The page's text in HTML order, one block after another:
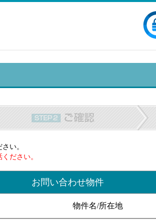
い。
ださい。
お問い合わせ物件
物件名/所在地